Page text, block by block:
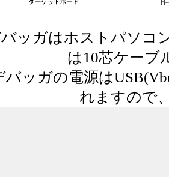
ッガはホストパソコ
は10芯ケーブ
バッガの電源は
れますので